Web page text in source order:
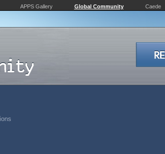
APPS Gallery Global Community Caede